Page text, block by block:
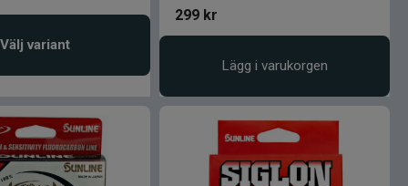
Välj variant
299 kr
Lägg i varukorgen